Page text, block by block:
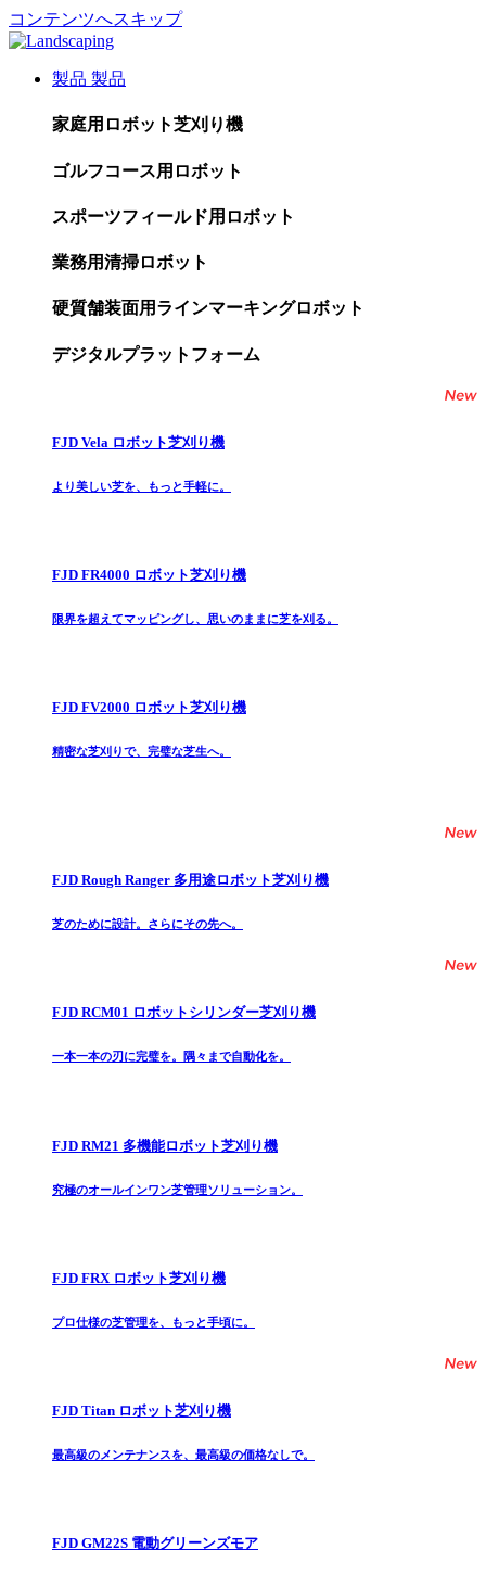
コンテンツへスキップ
製品 製品
家庭用ロボット芝刈り機
ゴルフコース用ロボット
スポーツフィールド用ロボット
業務用清掃ロボット
硬質舗装面用ラインマーキングロボット
デジタルプラットフォーム
FJD Vela ロボット芝刈り機
より美しい芝を、もっと手軽に。
FJD FR4000 ロボット芝刈り機
限界を超えてマッピングし、思いのままに芝を刈る。
FJD FV2000 ロボット芝刈り機
精密な芝刈りで、完璧な芝生へ。
FJD Rough Ranger 多用途ロボット芝刈り機
芝のために設計。さらにその先へ。
FJD RCM01 ロボットシリンダー芝刈り機
一本一本の刃に完璧を。隅々まで自動化を。
FJD RM21 多機能ロボット芝刈り機
究極のオールインワン芝管理ソリューション。
FJD FRX ロボット芝刈り機
プロ仕様の芝管理を、もっと手頃に。
FJD Titan ロボット芝刈り機
最高級のメンテナンスを、最高級の価格なしで。
FJD GM22S 電動グリーンズモア